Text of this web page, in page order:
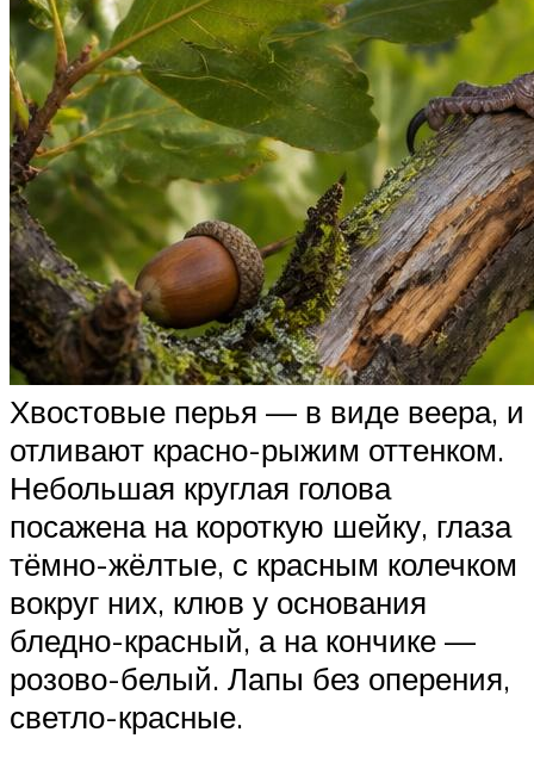
Хвостовые перья — в виде веера, и
отливают красно-рыжим оттенком.
Небольшая круглая голова
посажена на короткую шейку, глаза
тёмно-жёлтые, с красным колечком
вокруг них, клюв у основания
бледно-красный, а на кончике —
розово-белый. Лапы без оперения,
светло-красные.